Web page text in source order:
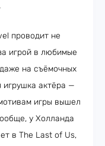
проводит не
игрой в любимые
на съёмочных
актёра —
игры вышел
у Холланда
в The Last of Us,